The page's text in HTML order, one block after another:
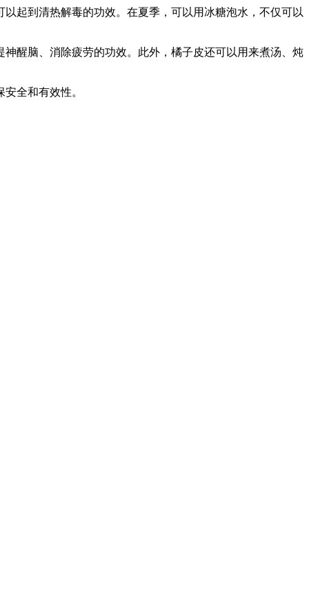
起到清热解毒的功效。在夏季，可以用冰糖泡水，不仅可以
醒脑、消除疲劳的功效。此外，橘子皮还可以用来煮汤、炖
全和有效性。